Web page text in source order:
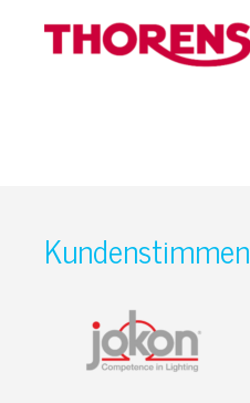
Kundenstimmen